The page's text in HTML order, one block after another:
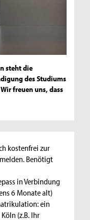
steht die
des Studiums
freuen uns, dass
kostenfrei zur
Benötigt
in Verbindung
6 Monate alt)
ein
(z.B. Ihr